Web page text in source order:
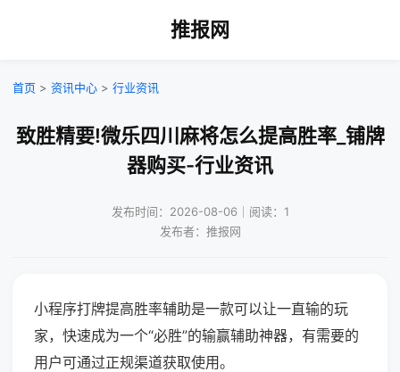
推报网
首页 > 资讯中心 > 行业资讯
致胜精要!微乐四川麻将怎么提高胜率_铺牌
器购买-行业资讯
发布时间：2026-08-06｜阅读：1
发布者：推报网
小程序打牌提高胜率辅助是一款可以让一直输的玩
家，快速成为一个“必胜”的输赢辅助神器，有需要的
用户可通过正规渠道获取使用。